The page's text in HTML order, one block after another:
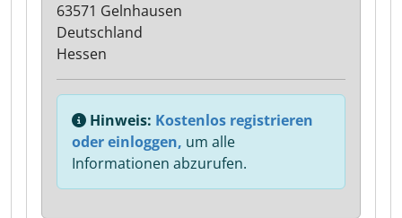
63571 Gelnhausen
Deutschland
Hessen
Hinweis: Kostenlos registrieren
oder einloggen, um alle
Informationen abzurufen.